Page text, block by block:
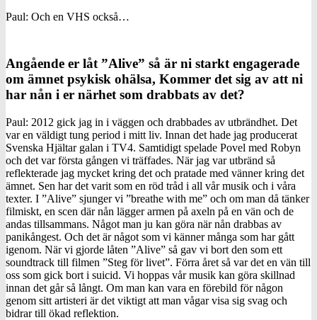
Paul: Och en VHS också…
Angående er låt ”Alive” så är ni starkt engagerade
om ämnet psykisk ohälsa, Kommer det sig av att ni
har nån i er närhet som drabbats av det?
Paul: 2012 gick jag in i väggen och drabbades av utbrändhet. Det
var en väldigt tung period i mitt liv. Innan det hade jag producerat
Svenska Hjältar galan i TV4. Samtidigt spelade Povel med Robyn
och det var första gången vi träffades. När jag var utbränd så
reflekterade jag mycket kring det och pratade med vänner kring det
ämnet. Sen har det varit som en röd tråd i all vår musik och i våra
texter. I ”Alive” sjunger vi ”breathe with me” och om man då tänker
filmiskt, en scen där nån lägger armen på axeln på en vän och de
andas tillsammans. Något man ju kan göra när nån drabbas av
panikångest. Och det är något som vi känner många som har gått
igenom. När vi gjorde låten ”Alive” så gav vi bort den som ett
soundtrack till filmen ”Steg för livet”. Förra året så var det en vän till
oss som gick bort i suicid. Vi hoppas vår musik kan göra skillnad
innan det går så långt. Om man kan vara en förebild för någon
genom sitt artisteri är det viktigt att man vågar visa sig svag och
bidrar till ökad reflektion.